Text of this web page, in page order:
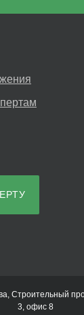
Строительный
3, офис 8